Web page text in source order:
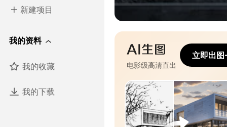
新建项目
我的资料
我的收藏
我的下载
电影级高清直出
立即出图